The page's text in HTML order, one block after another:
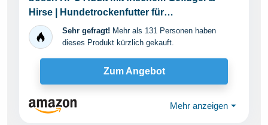
Hirse | Hundetrockenfutter für
ausgewachsene Hunde aller...
Sehr gefragt! Mehr als 131 Personen haben
dieses Produkt kürzlich gekauft.
Zum Angebot
Mehr anzeigen ⏷